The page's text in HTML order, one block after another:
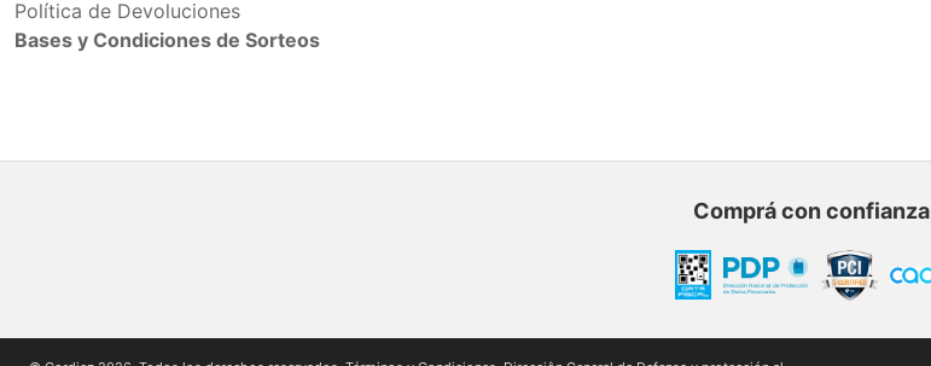
Política de Devoluciones
Bases y Condiciones de Sorteos
Comprá con confianza